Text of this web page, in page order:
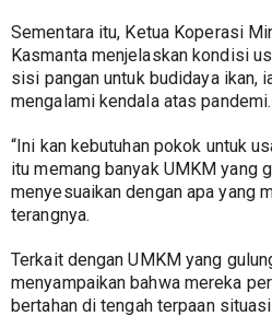
Sementara itu, Ketua Koperasi
Kasmanta menjelaskan kondisi
sisi pangan untuk budidaya ikan,
mengalami kendala atas pandemi.
“Ini kan kebutuhan pokok untuk
itu memang banyak UMKM yang
menyesuaikan dengan apa yang
terangnya.
Terkait dengan UMKM yang
menyampaikan bahwa mereka
bertahan di tengah terpaan